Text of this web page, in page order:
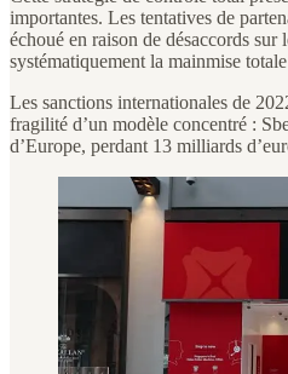
importantes. Les tentatives de
échoué en raison de désaccords
systématiquement la mainmise
Les sanctions internationales de
fragilité d’un modèle concentré :
d’Europe, perdant 13 milliards